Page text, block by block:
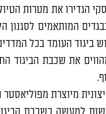
הגדירו את מטרות
המותאמים
ביגוד העומד בכל
את שכבת הביגוד
מיוצרת מפוליאסטר